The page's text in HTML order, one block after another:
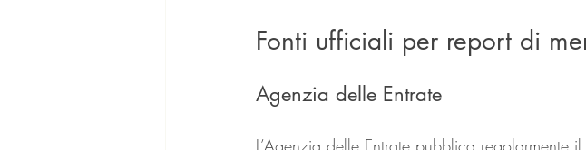
Fonti ufficiali per report di
Agenzia delle Entrate
L’Agenzia delle Entrate pubblica regolarmente il